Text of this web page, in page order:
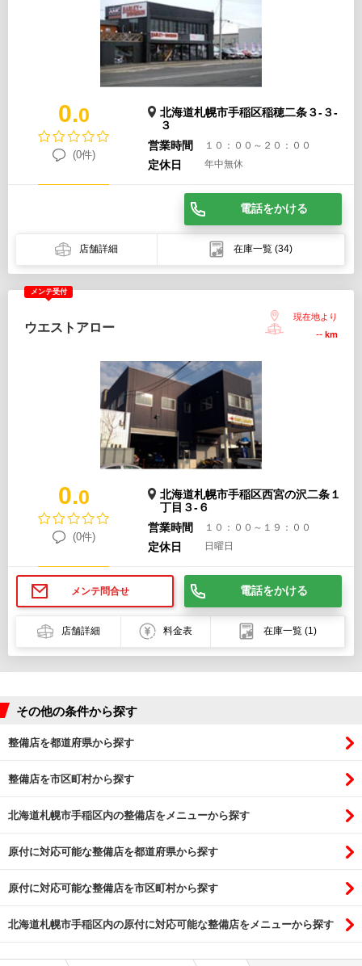
0.0
(0件)
北海道札幌市手稲区稲穂二条３-３-
３
営業時間
１０：００～２０：００
定休日 年中無休
電話をかける
店舗詳細 在庫一覧 (34)
メンテ受付
ウエストアロー
現在地より
-- km
0.0
(0件)
北海道札幌市手稲区西宮の沢二条１
丁目３-６
営業時間
１０：００～１９：００
定休日 日曜日
メンテ問合せ 電話をかける
店舗詳細 料金表 在庫一覧 (1)
その他の条件から探す
整備店を都道府県から探す
整備店を市区町村から探す
北海道札幌市手稲区内の整備店をメニューから探す
原付に対応可能な整備店を都道府県から探す
原付に対応可能な整備店を市区町村から探す
北海道札幌市手稲区内の原付に対応可能な整備店をメニューから探す